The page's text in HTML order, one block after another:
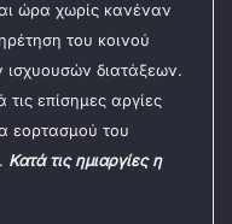
ώρα χωρίς κανέναν
του κοινού
ισχυουσών διατάξεων.
επίσημες αργίες
εορτασμού του
Κατά τις ημιαργίες η